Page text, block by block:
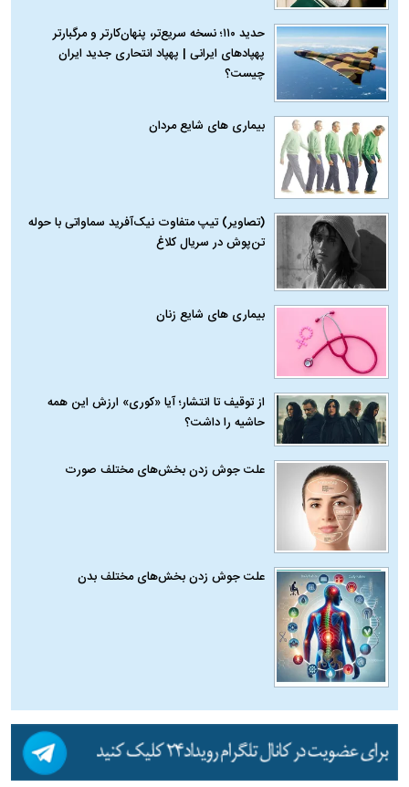
حدید ۱۱۰؛ نسخه سریع‌تر، پنهان‌کارتر و مرگبارتر
پهپادهای ایرانی | پهپاد انتحاری جدید ایران
چیست؟
بیماری‌ های شایع مردان
(تصاویر) تیپ متفاوت نیک‌آفرید سماواتی با حوله
تن‌پوش در سریال کلاغ
بیماری‌ های شایع زنان
از توقیف تا انتشار؛ آیا «کوری» ارزش این همه
حاشیه را داشت؟
علت جوش زدن بخش‌های مختلف صورت
علت جوش زدن بخش‌های مختلف بدن